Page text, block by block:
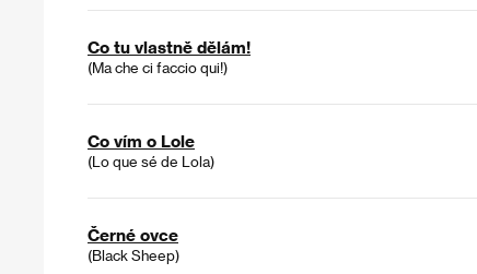
Co tu vlastně dělám!
(Ma che ci faccio qui!)
Co vím o Lole
(Lo que sé de Lola)
Černé ovce
(Black Sheep)